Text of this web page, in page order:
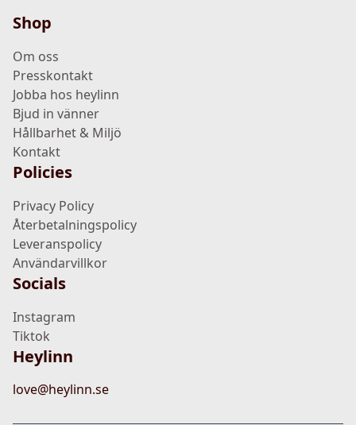
Shop
Om oss
Presskontakt
Jobba hos heylinn
Bjud in vänner
Hållbarhet & Miljö
Kontakt
Policies
Privacy Policy
Återbetalningspolicy
Leveranspolicy
Användarvillkor
Socials
Instagram
Tiktok
Heylinn
love@heylinn.se